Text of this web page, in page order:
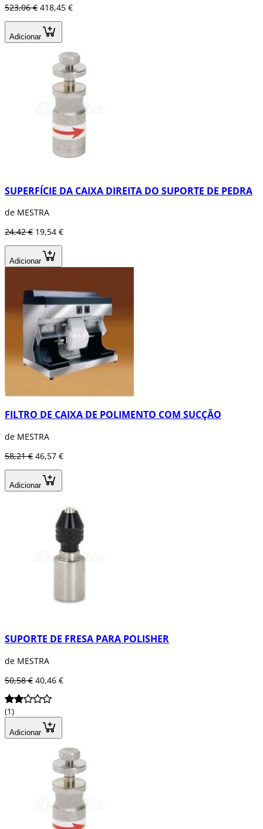
523,06 € 418,45 €
Adicionar
SUPERFÍCIE DA CAIXA DIREITA DO SUPORTE DE PEDRA
de MESTRA
24,42 € 19,54 €
Adicionar
FILTRO DE CAIXA DE POLIMENTO COM SUCÇÃO
de MESTRA
58,21 € 46,57 €
Adicionar
SUPORTE DE FRESA PARA POLISHER
de MESTRA
50,58 € 40,46 €
(1)
Adicionar